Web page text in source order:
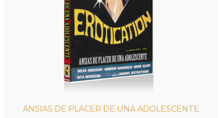
ANSIAS DE PLACER DE UNA ADOLESCENTE